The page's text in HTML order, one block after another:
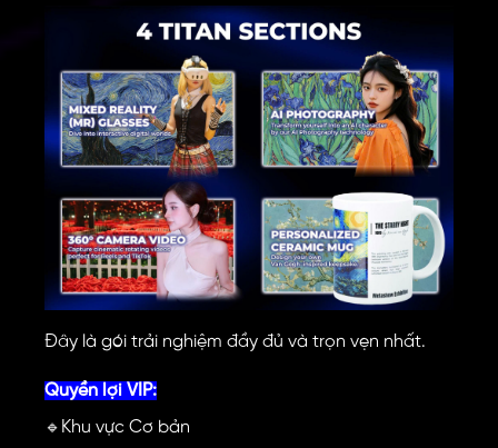
Đây là gói trải nghiệm đầy đủ và trọn vẹn nhất.
Quyền lợi VIP:
🔹 Khu vực Cơ bản